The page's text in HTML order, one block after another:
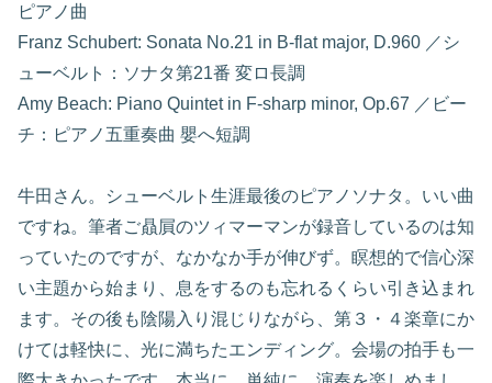
ピアノ曲
Franz Schubert: Sonata No.21 in B-flat major, D.960 ／シ
ューベルト：ソナタ第21番 変ロ長調
Amy Beach: Piano Quintet in F-sharp minor, Op.67 ／ビー
チ：ピアノ五重奏曲 嬰へ短調
牛田さん。シューベルト生涯最後のピアノソナタ。いい曲
ですね。筆者ご贔屓のツィマーマンが録音しているのは知
っていたのですが、なかなか手が伸びず。瞑想的で信心深
い主題から始まり、息をするのも忘れるくらい引き込まれ
ます。その後も陰陽入り混じりながら、第３・４楽章にか
けては軽快に、光に満ちたエンディング。会場の拍手も一